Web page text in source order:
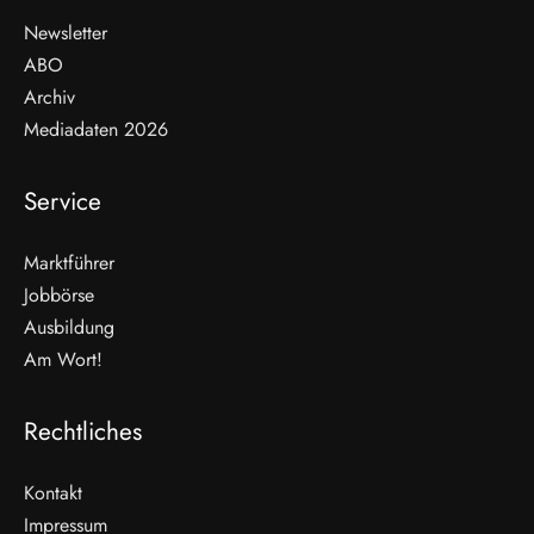
Newsletter
ABO
Archiv
Mediadaten 2026
Service
Marktführer
Jobbörse
Ausbildung
Am Wort!
Rechtliches
Kontakt
Impressum